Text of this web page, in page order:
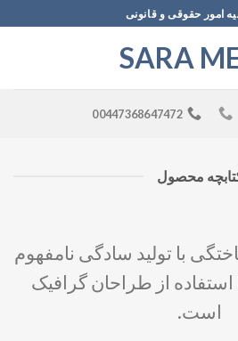
امور حقوقی و قانونی
SARA
00447368647472
محصول
با تولید سادگی نامفهوم
از طراحان گرافیک
است.